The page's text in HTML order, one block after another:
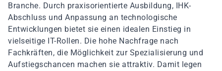
Branche. Durch praxisorientierte Ausbildung, IHK-
Abschluss und Anpassung an technologische
Entwicklungen bietet sie einen idealen Einstieg in
vielseitige IT-Rollen. Die hohe Nachfrage nach
Fachkräften, die Möglichkeit zur Spezialisierung und
Aufstiegschancen machen sie attraktiv. Damit legen